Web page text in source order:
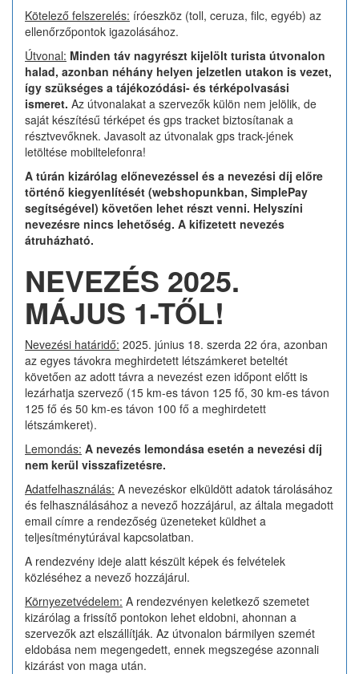
Kötelező felszerelés: íróeszköz (toll, ceruza, filc, egyéb) az
ellenőrzőpontok igazolásához.
Útvonal: Minden táv nagyrészt kijelölt turista útvonalon
halad, azonban néhány helyen jelzetlen utakon is vezet,
így szükséges a tájékozódási- és térképolvasási
ismeret. Az útvonalakat a szervezők külön nem jelölik, de
saját készítésű térképet és gps tracket biztosítanak a
résztvevőknek. Javasolt az útvonalak gps track-jének
letöltése mobiltelefonra!
A túrán kizárólag előnevezéssel és a nevezési díj előre
történő kiegyenlítését (webshopunkban, SimplePay
segítségével) követően lehet részt venni. Helyszíni
nevezésre nincs lehetőség. A kifizetett nevezés
átruházható.
NEVEZÉS 2025.
MÁJUS 1-TŐL!
Nevezési határidő: 2025. június 18. szerda 22 óra, azonban
az egyes távokra meghirdetett létszámkeret beteltét
követően az adott távra a nevezést ezen időpont előtt is
lezárhatja szervező (15 km-es távon 125 fő, 30 km-es távon
125 fő és 50 km-es távon 100 fő a meghirdetett
létszámkeret).
Lemondás: A nevezés lemondása esetén a nevezési díj
nem kerül visszafizetésre.
Adatfelhasználás: A nevezéskor elküldött adatok tárolásához
és felhasználásához a nevező hozzájárul, az általa megadott
email címre a rendezőség üzeneteket küldhet a
teljesítménytúrával kapcsolatban.
A rendezvény ideje alatt készült képek és felvételek
közléséhez a nevező hozzájárul.
Környezetvédelem: A rendezvényen keletkező szemetet
kizárólag a frissítő pontokon lehet eldobni, ahonnan a
szervezők azt elszállítják. Az útvonalon bármilyen szemét
eldobása nem megengedett, ennek megszegése azonnali
kizárást von maga után.